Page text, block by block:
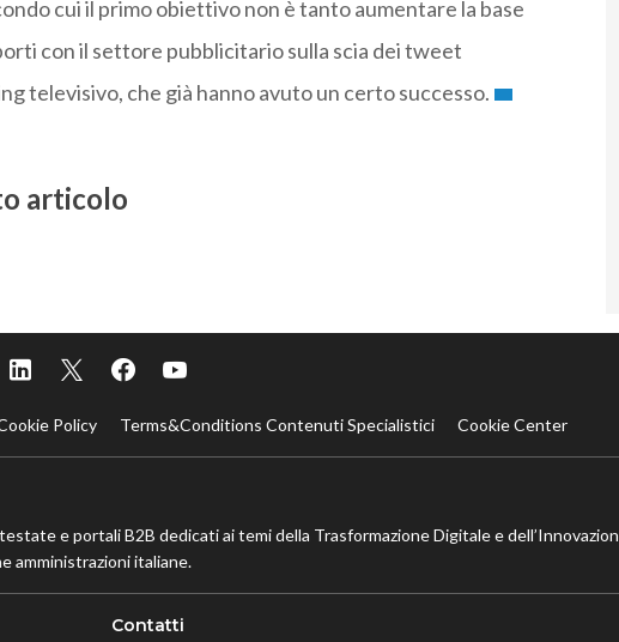
cui il primo obiettivo non è tanto aumentare la base
con il settore pubblicitario sulla scia dei tweet
televisivo, che già hanno avuto un certo successo.
articolo
Policy Terms&Conditions Contenuti Specialistici Cookie Center
e portali B2B dedicati ai temi della Trasformazione Digitale e
amministrazioni italiane.
Contatti